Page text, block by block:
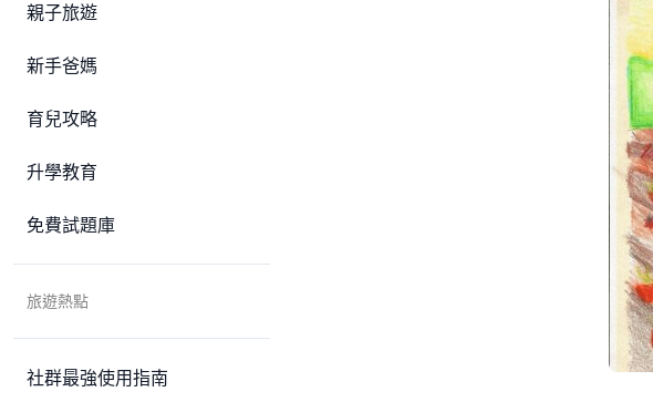
親子旅遊
新手爸媽
育兒攻略
升學教育
免費試題庫
旅遊熱點
社群最強使用指南